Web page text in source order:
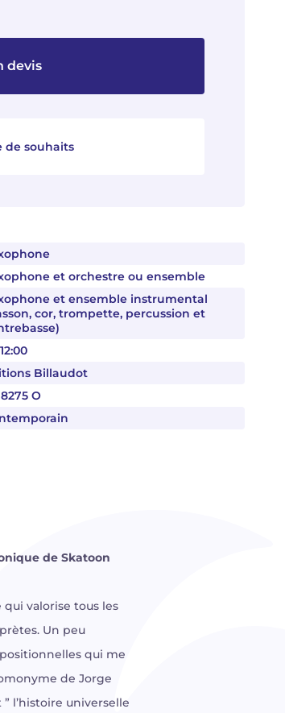
et orchestre ou ensemble
et ensemble instrumental
cor, trompette, percussion et
Billaudot
O
devis
de souhaits
de Skatoon
valorise tous les
Un peu
qui me
de Jorge
l’histoire universelle